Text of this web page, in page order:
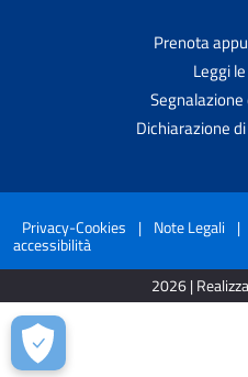
Prenota
Leggi
Dichiarazione
Privacy-Cookies | Note Legali |
accessibilità
2026 |